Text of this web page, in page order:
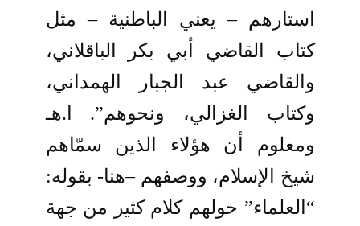
استارهم – يعني الباطنية – مثل
كتاب القاضي أبي بكر الباقلاني،
والقاضي عبد الجبار الهمداني،
وكتاب الغزالي، ونحوهم”. ا.هـ
ومعلوم أن هؤلاء الذين سمّاهم
شيخ الإسلام، ووصفهم –هنا- بقوله:
“العلماء” حولهم كلام كثير من جهة